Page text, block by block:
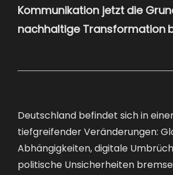
Kommunikation jetzt die
nachhaltige Transformation
Deutschland befindet sich in
tiefgreifender Veränderungen:
Abhängigkeiten, digitale
politische Unsicherheiten